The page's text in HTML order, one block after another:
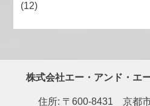
(12)
株式会社エー・アンド・エ
住所: 〒600-8431 京都